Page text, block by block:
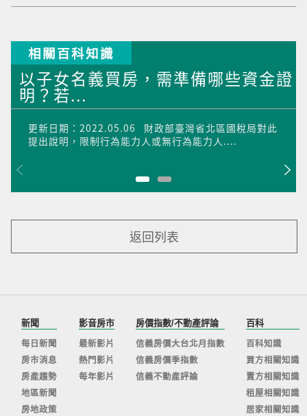
相關百科知識
以子女名義買房，需準備哪些資金證
明？若...
更新日期：2022.05.06 財政部臺灣省北區國稅局對此
提出說明，限制行為能力人或無行為能力人....
返回列表
新聞
每日新聞
房市消息
房產趨勢
地區新聞
房地政策
影音房市
最新影片
熱門影片
每年影片
房價指數/不動產評論
信義房價大台北月指數
信義房價季指數
信義不動產評論
百科
百科知識
買方相關知識
賣方相關知識
租屋相關知識
居家相關知識